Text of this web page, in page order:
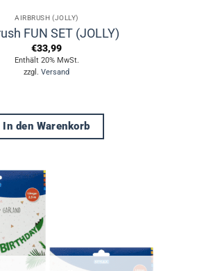
AIRBRUSH (JOLLY)
FUN SET (JOLLY)
€33,99
Enthält 20% MwSt.
zzgl. Versand
In den Warenkorb